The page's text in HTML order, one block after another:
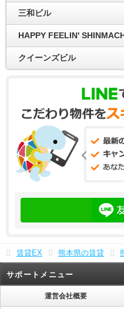
三和ビル
HAPPY FEELIN'
クイーンズビル
賃貸EX 熊本県の賃貸
サポートメニュー
運営会社概要